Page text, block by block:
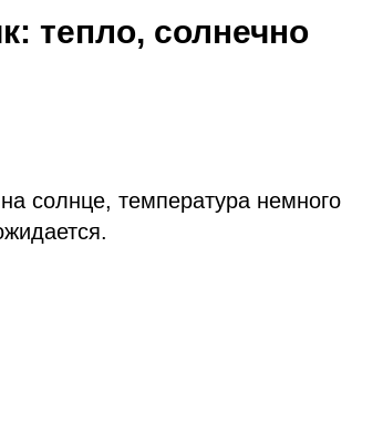
тепло, солнечно
солнце, температура немного